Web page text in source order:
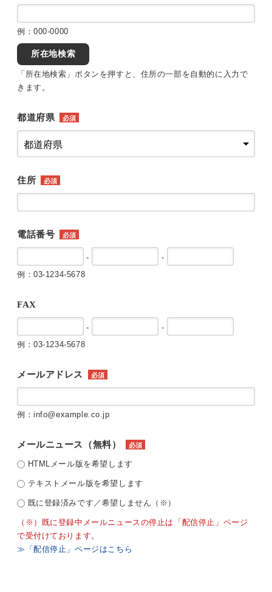
例：000-0000
所在地検索
「所在地検索」ボタンを押すと、住所の一部を自動的に入力で
きます。
都道府県 必須
住所 必須
電話番号 必須
-
-
例：03-1234-5678
FAX
-
-
例：03-1234-5678
メールアドレス 必須
例：info@example.co.jp
メールニュース（無料） 必須
HTMLメール版を希望します
テキストメール版を希望します
既に登録済みです／希望しません（※）
（※）既に登録中メールニュースの停止は「配信停止」ページ
で受付けております。
≫「配信停止」ページはこちら